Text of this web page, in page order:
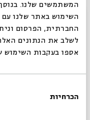
המשתמשים שלנו.
השימוש באתר שלנו
החברתית, הפרסום
לשלב את הנתונים
אספו בעקבות השימוש
הסכמה
הכרחיות
תגיות: סדרות
אירועים
סגור